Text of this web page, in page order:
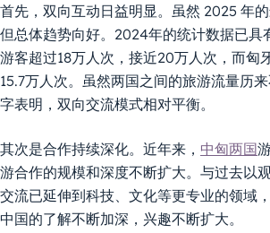
首先，双向互动日益明显。虽然 2025 年
但总体趋势向好。2024年的统计数据已具
游客超过18万人次，接近20万人次，而匈
15.7万人次。虽然两国之间的旅游流量历
字表明，双向交流模式相对平衡。
其次是合作持续深化。近年来， 中匈两国
游合作的规模和深度不断扩大。与过去以
交流已延伸到科技、文化等更专业的领域
中国的了解不断加深，兴趣不断扩大。